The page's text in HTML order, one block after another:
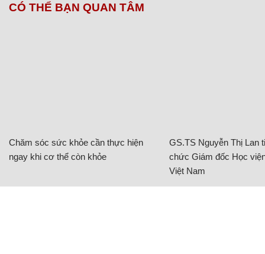
CÓ THỂ BẠN QUAN TÂM
Chăm sóc sức khỏe cần thực hiện
ngay khi cơ thể còn khỏe
GS.TS Nguyễn Thị Lan
chức Giám đốc Học
Việt Nam